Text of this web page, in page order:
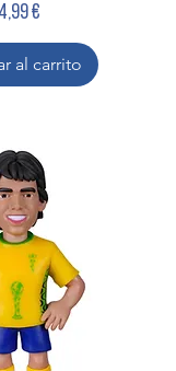
€
al carrito